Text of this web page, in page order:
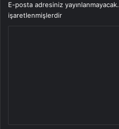
E-posta adresiniz yayınlanmayacak.
işaretlenmişlerdir